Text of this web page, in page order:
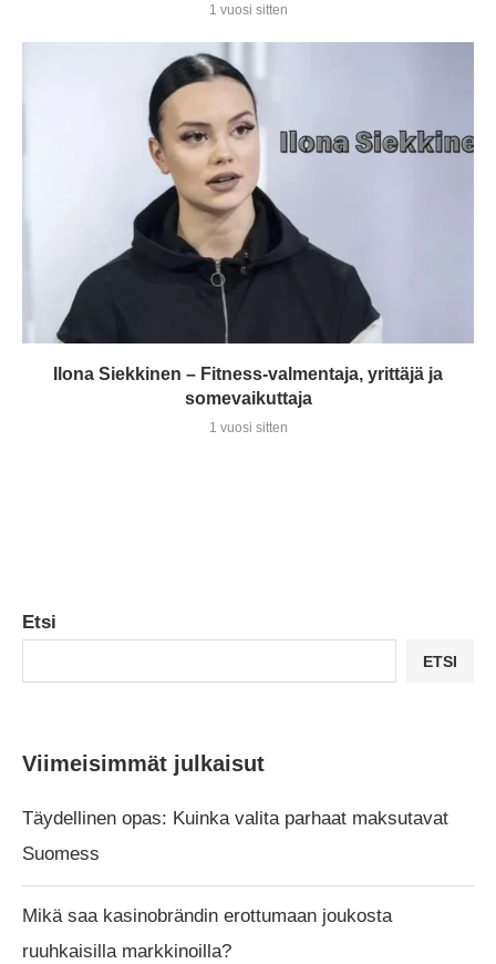
1 vuosi sitten
Ilona Siekkinen – Fitness-valmentaja, yrittäjä ja
somevaikuttaja
1 vuosi sitten
Etsi
ETSI
Viimeisimmät julkaisut
Täydellinen opas: Kuinka valita parhaat maksutavat
Suomess
Mikä saa kasinobrändin erottumaan joukosta
ruuhkaisilla markkinoilla?